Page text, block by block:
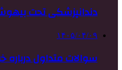
دندانپزشکی تحت
۱۴۰۵/۰۴/۰۹
سوالات متداول